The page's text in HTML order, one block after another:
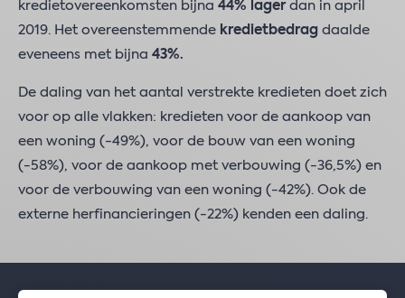
kredietovereenkomsten bijna 44% lagerdan in april
2019. Het overeenstemmende kredietbedrag daalde
eveneens met bijna 43%.
De daling van het aantal verstrekte kredieten doet zich
voor op alle vlakken: kredieten voor de aankoop van
een woning (-49%), voor de bouw van een woning
(-58%), voor de aankoop met verbouwing (-36,5%) en
voor de verbouwing van een woning (-42%). Ook de
externe herfinancieringen (-22%) kenden een daling.